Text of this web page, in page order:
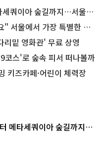
숲길까지…서울둘레길 15코스
가장 특별한 편의점의 정체
밑 영화관' 무료 상영
코스'로 숲속 피서 떠나볼까
키즈카페·어린이 체력장
메타세쿼이아 숲길까지…